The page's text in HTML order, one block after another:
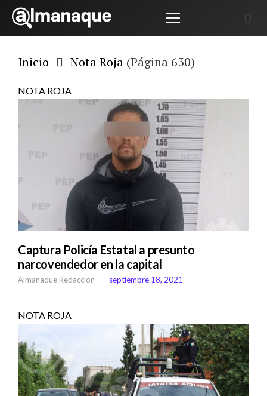
Inicio Nota Roja (Página 630)
NOTA ROJA
Captura Policía Estatal a presunto
narcovendedor en la capital
Almanaque Redacción septiembre 18, 2021
NOTA ROJA